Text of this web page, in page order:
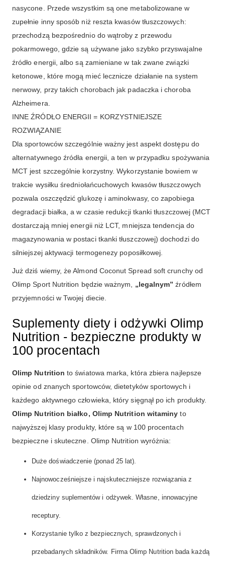
nasycone. Przede wszystkim są one metabolizowane w
zupełnie inny sposób niż reszta kwasów tłuszczowych:
przechodzą bezpośrednio do wątroby z przewodu
pokarmowego, gdzie są używane jako szybko przyswajalne
źródło energii, albo są zamieniane w tak zwane związki
ketonowe, które mogą mieć lecznicze działanie na system
nerwowy, przy takich chorobach jak padaczka i choroba
Alzheimera.
INNE ŹRÓDŁO ENERGII = KORZYSTNIEJSZE
ROZWIĄZANIE
Dla sportowców szczególnie ważny jest aspekt dostępu do
alternatywnego źródła energii, a ten w przypadku spożywania
MCT jest szczególnie korzystny. Wykorzystanie bowiem w
trakcie wysiłku średniołańcuchowych kwasów tłuszczowych
pozwala oszczędzić glukozę i aminokwasy, co zapobiega
degradacji białka, a w czasie redukcji tkanki tłuszczowej (MCT
dostarczają mniej energii niż LCT, mniejsza tendencja do
magazynowania w postaci tkanki tłuszczowej) dochodzi do
silniejszej aktywacji termogenezy poposiłkowej.
Już dziś wiemy, że Almond Coconut Spread soft crunchy od
Olimp Sport Nutrition będzie ważnym, „legalnym” źródłem
przyjemności w Twojej diecie.
Suplementy diety i odżywki Olimp
Nutrition - bezpieczne produkty w
100 procentach
Olimp Nutrition to światowa marka, która zbiera najlepsze
opinie od znanych sportowców, dietetyków sportowych i
każdego aktywnego człowieka, który sięgnął po ich produkty.
Olimp Nutrition białko, Olimp Nutrition witaminy to
najwyższej klasy produkty, które są w 100 procentach
bezpieczne i skuteczne. Olimp Nutrition wyróżnia:
Duże doświadczenie (ponad 25 lat).
Najnowocześniejsze i najskuteczniejsze rozwiązania z
dziedziny suplementów i odżywek. Własne, innowacyjne
receptury.
Korzystanie tylko z bezpiecznych, sprawdzonych i
przebadanych składników. Firma Olimp Nutrition bada każdą